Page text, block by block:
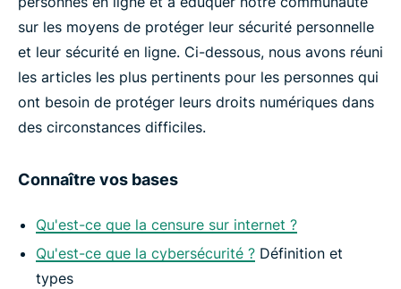
sur les moyens de protéger leur sécurité personnelle
et leur sécurité en ligne. Ci-dessous, nous avons réuni
les articles les plus pertinents pour les personnes qui
ont besoin de protéger leurs droits numériques dans
des circonstances difficiles.
Connaître vos bases
Qu'est-ce que la censure sur internet ?
Qu'est-ce que la cybersécurité ? Définition et
types